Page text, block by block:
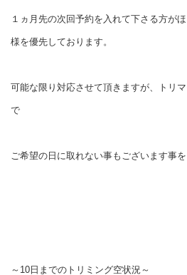
１ヵ月先の次回予約を入れて下さる方が
様を優先しております。
可能な限り対応させて頂きますが、トリ
で
ご希望の日に取れない事もございます事を
～10日までのトリミング空状況～